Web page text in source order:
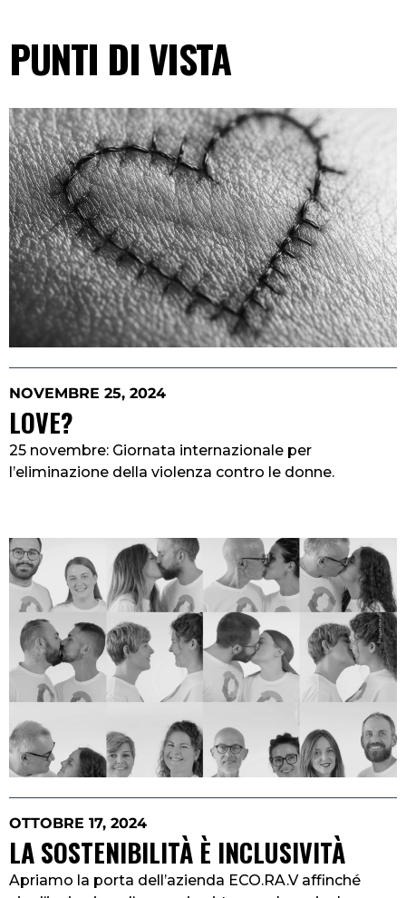
PUNTI DI VISTA
NOVEMBRE 25, 2024
LOVE?
25 novembre: Giornata internazionale per
l’eliminazione della violenza contro le donne.
OTTOBRE 17, 2024
LA SOSTENIBILITÀ È INCLUSIVITÀ
Apriamo la porta dell’azienda ECO.RA.V affinché